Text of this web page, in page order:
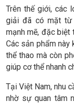
Trên thế giới, các
giải đã có mặt từ
mạnh mẽ, đặc biệt
Các sản phẩm
thể thao mà còn
giúp cơ thể nhanh
Tại Việt Nam, nhu
nhờ sự quan tâm